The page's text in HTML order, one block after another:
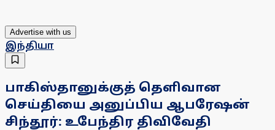
Advertise with us
இந்தியா
பாகிஸ்தானுக்குத் தெளிவான
செய்தியை அனுப்பிய ஆபரேஷன்
சிந்தூர்: உபேந்திர திவிவேதி